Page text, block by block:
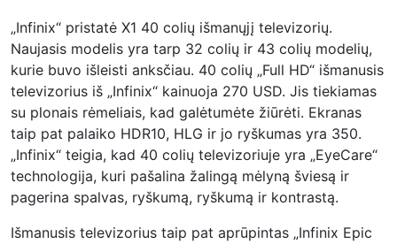
„Infinix“ pristatė X1 40 colių išmanųjį televizorių.
Naujasis modelis yra tarp 32 colių ir 43 colių modelių,
kurie buvo išleisti anksčiau. 40 colių „Full HD“ išmanusis
televizorius iš „Infinix“ kainuoja 270 USD. Jis tiekiamas
su plonais rėmeliais, kad galėtumėte žiūrėti. Ekranas
taip pat palaiko HDR10, HLG ir jo ryškumas yra 350.
„Infinix“ teigia, kad 40 colių televizoriuje yra „EyeCare“
technologija, kuri pašalina žalingą mėlyną šviesą ir
pagerina spalvas, ryškumą, ryškumą ir kontrastą.
Išmanusis televizorius taip pat aprūpintas „Infinix Epic